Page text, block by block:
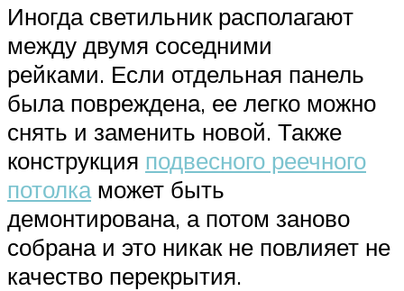
Иногда светильник располагают
между двумя соседними
рейками. Если отдельная панель
была повреждена, ее легко можно
снять и заменить новой. Также
конструкция подвесного реечного
потолкаможет быть
демонтирована, а потом заново
собрана и это никак не повлияет не
качество перекрытия.